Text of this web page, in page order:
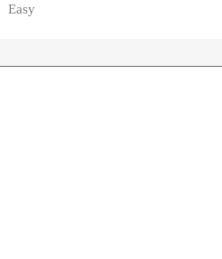
Easy